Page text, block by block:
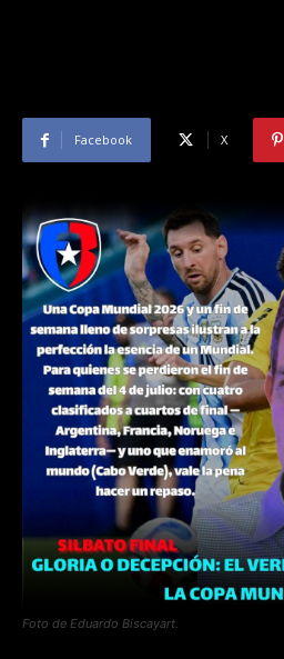
Facebook X
Foto de Eduardo Biscayart.